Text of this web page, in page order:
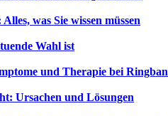
was Sie wissen müssen
Wahl ist
und Therapie bei
Ursachen und Lösungen